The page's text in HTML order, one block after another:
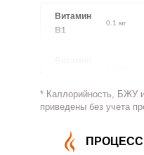
Витамин
В1
0.1 мг
Витамин
163.2 мг
Витамин
* Каллорийность, БЖУ
приведены без учета